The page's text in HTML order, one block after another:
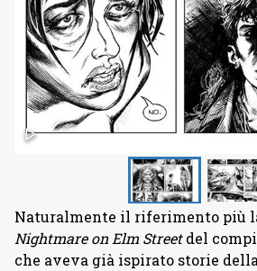
Naturalmente il riferimento più
Nightmare on Elm Streetdel
che aveva già ispirato storie